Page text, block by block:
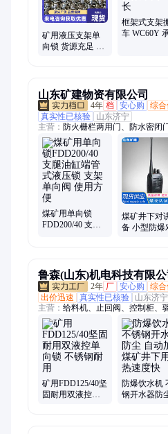
矿用液压支架单
向锁 货源充足 质
框架式支架
车 WC60Y
山东矿建物资有限公司
4年 档 安心购 综
真实性已核验
山东济宁
主营： 防火栅栏两用门、防水密闭
度绞车、钢筋网片、螺纹钢锚杆、
轨道配件、道岔、尖轨、水泥轨枕
杆、钻机、矿车
煤矿用单向锁
FDD200/40 支腿
煤矿井下对
备 小型防爆
鲁森(山东)机电科技有限公
2年 厂 安心购 综合
出价迅速
真实性已核验
山东济宁
主营： 给料机、止回阀、控制柜、
备、注式钻机、电动球阀、帆布水
位移传感器、电液控配件、折叠式
采样器、升降式逆止阀、万向摇臂
压支柱、压力测定装置、瓦斯测定
裙板夹持器、液压油缸拆装机
矿用FDD125/40坚
固耐用双液控单
防爆饮水机
钢开水器防